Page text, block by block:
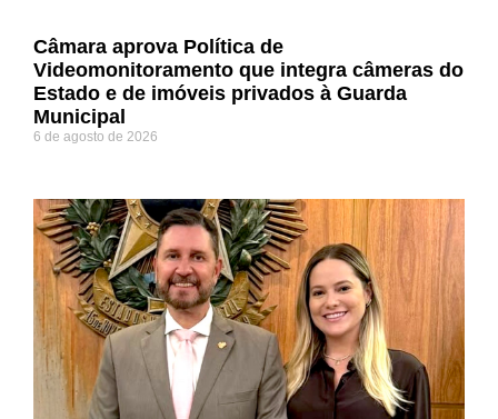
Câmara aprova Política de
Videomonitoramento que integra câmeras do
Estado e de imóveis privados à Guarda
Municipal
6 de agosto de 2026